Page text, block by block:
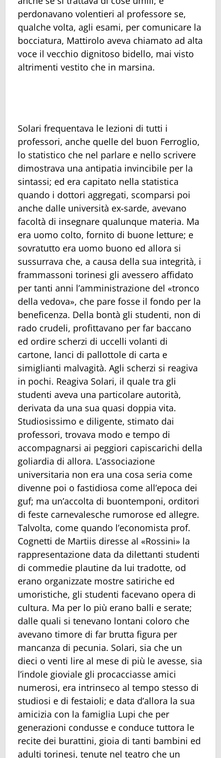
perdonavano volentieri al professore se,
qualche volta, agli esami, per comunicare la
bocciatura, Mattirolo aveva chiamato ad alta
voce il vecchio dignitoso bidello, mai visto
altrimenti vestito che in marsina.
Solari frequentava le lezioni di tutti i
professori, anche quelle del buon Ferroglio,
lo statistico che nel parlare e nello scrivere
dimostrava una antipatia invincibile per la
sintassi; ed era capitato nella statistica
quando i dottori aggregati, scomparsi poi
anche dalle università ex-sarde, avevano
facoltà di insegnare qualunque materia. Ma
era uomo colto, fornito di buone letture; e
sovratutto era uomo buono ed allora si
sussurrava che, a causa della sua integrità, i
frammassoni torinesi gli avessero affidato
per tanti anni l’amministrazione del «tronco
della vedova», che pare fosse il fondo per la
beneficenza. Della bontà gli studenti, non di
rado crudeli, profittavano per far baccano
ed ordire scherzi di uccelli volanti di
cartone, lanci di pallottole di carta e
simiglianti malvagità. Agli scherzi si reagiva
in pochi. Reagiva Solari, il quale tra gli
studenti aveva una particolare autorità,
derivata da una sua quasi doppia vita.
Studiosissimo e diligente, stimato dai
professori, trovava modo e tempo di
accompagnarsi ai peggiori capiscarichi della
goliardia di allora. L’associazione
universitaria non era una cosa seria come
divenne poi o fastidiosa come all’epoca dei
guf; ma un’accolta di buontemponi, orditori
di feste carnevalesche rumorose ed allegre.
Talvolta, come quando l’economista prof.
Cognetti de Martiis diresse al «Rossini» la
rappresentazione data da dilettanti studenti
di commedie plautine da lui tradotte, od
erano organizzate mostre satiriche ed
umoristiche, gli studenti facevano opera di
cultura. Ma per lo più erano balli e serate;
dalle quali si tenevano lontani coloro che
avevano timore di far brutta figura per
mancanza di pecunia. Solari, sia che un
dieci o venti lire al mese di più le avesse, sia
l’indole gioviale gli procacciasse amici
numerosi, era intrinseco al tempo stesso di
studiosi e di festaioli; e data d’allora la sua
amicizia con la famiglia Lupi che per
generazioni condusse e conduce tuttora le
recite dei burattini, gioia di tanti bambini ed
adulti torinesi, tenute nel teatro che un